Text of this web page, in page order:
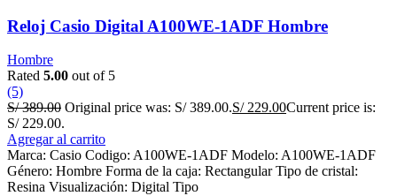
Reloj Casio Digital A100WE-1ADF Hombre
Hombre
Rated 5.00 out of 5
(5)
S/389.00 Original price was: S/ 389.00.S/229.00Current price is:
S/ 229.00.
Agregar al carrito
Marca: Casio Codigo: A100WE-1ADF Modelo: A100WE-1ADF
Género: Hombre Forma de la caja: Rectangular Tipo de cristal:
Resina Visualización: Digital Tipo